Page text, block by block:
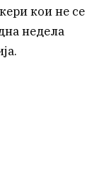
кои не се
недела